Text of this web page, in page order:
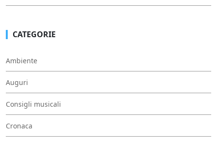
CATEGORIE
Ambiente
Auguri
Consigli musicali
Cronaca